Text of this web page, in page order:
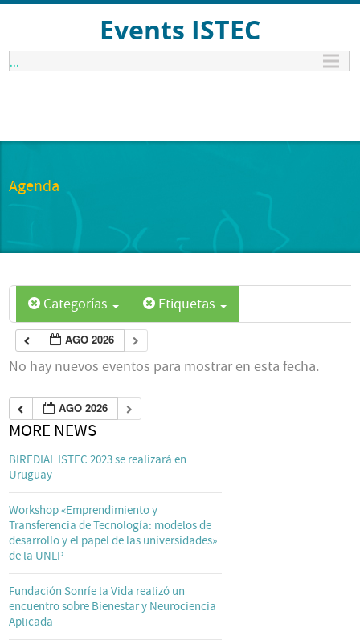
Events ISTEC
...
Agenda
Categorías Etiquetas
AGO 2026
No hay nuevos eventos para mostrar en esta fecha.
AGO 2026
MORE NEWS
BIREDIAL ISTEC 2023 se realizará en
Uruguay
Workshop «Emprendimiento y
Transferencia de Tecnología: modelos de
desarrollo y el papel de las universidades»
de la UNLP
Fundación Sonríe la Vida realizó un
encuentro sobre Bienestar y Neurociencia
Aplicada